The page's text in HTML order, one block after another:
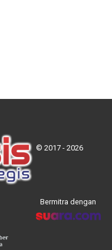
© 2017 - 2026
Bermitra dengan